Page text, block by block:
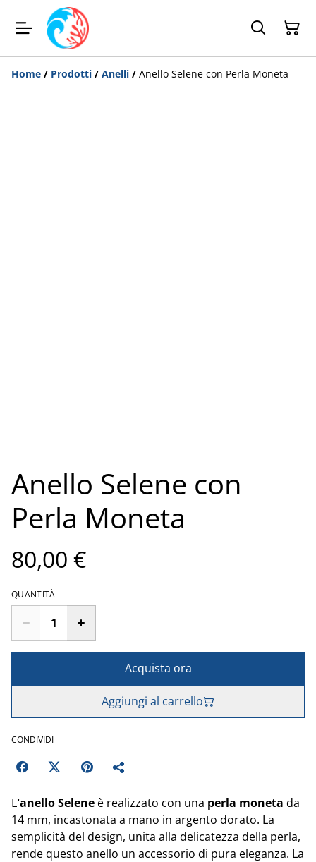
Home / Prodotti / Anelli / Anello Selene con Perla Moneta
Anello Selene con
Perla Moneta
80,00 €
QUANTITÀ
Acquista ora
Aggiungi al carrello
CONDIVIDI
L'anello Selene è realizzato con una perla moneta da
14 mm, incastonata a mano in argento dorato. La
semplicità del design, unita alla delicatezza della perla,
rende questo anello un accessorio di pura eleganza. La